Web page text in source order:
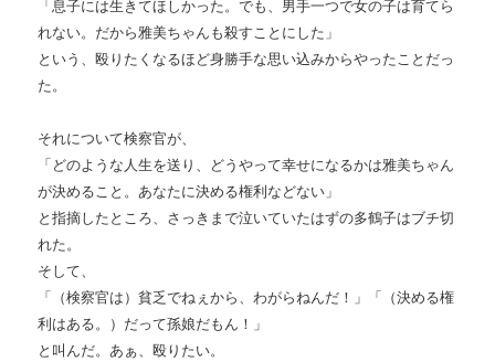
「息子には生きてほしかった。でも、男手一つで女の子は育てら
れない。だから雅美ちゃんも殺すことにした」
という、殴りたくなるほど身勝手な思い込みからやったことだっ
た。
それについて検察官が、
「どのような人生を送り、どうやって幸せになるかは雅美ちゃん
が決めること。あなたに決める権利などない」
と指摘したところ、さっきまで泣いていたはずの多鶴子はブチ切
れた。
そして、
「（検察官は）貧乏でねぇから、わがらねんだ！」「（決める権
利はある。）だって孫娘だもん！」
と叫んだ。あぁ、殴りたい。